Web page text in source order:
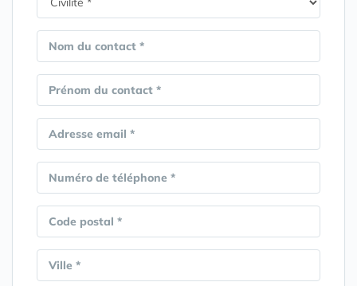
Nom du contact *
Prénom du contact *
Adresse email *
Numéro de téléphone *
Code postal *
Ville *